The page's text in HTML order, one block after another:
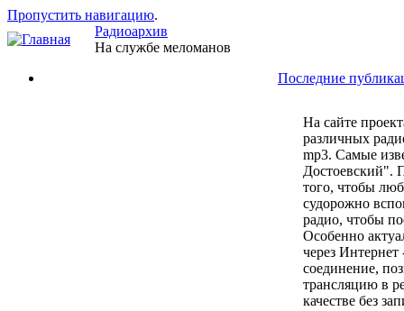
Пропустить навигацию.
Радиоархив
На службе меломанов
Последние
На сайте
различных
mp3. Самые
Достоевский".
того, чтобы
судорожно
радио, чтобы
Особенно
через Интернет
соединение,
трансляцию в
качестве без